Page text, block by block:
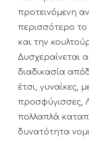
προτεινόμενη
περισσότερο το
και την
Δυσχεραίνεται
διαδικασία
έτσι, γυναίκες,
προσφύγισσες,
πολλαπλά
δυνατότητα